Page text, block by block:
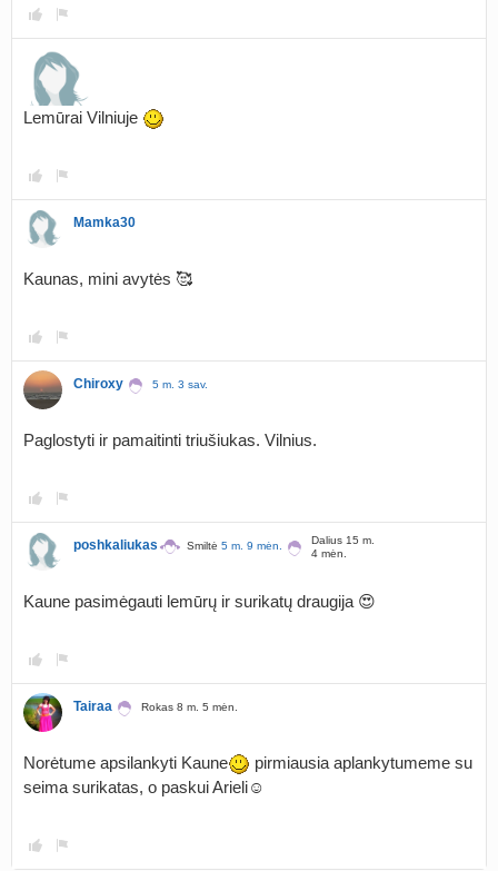
Lemūrai Vilniuje
Mamka30
Kaunas, mini avytės 🥰
Chiroxy 5 m. 3 sav.
Paglostyti ir pamaitinti triušiukas. Vilnius.
poshkaliukas Smiltė 5 m. 9 mėn.
Dalius 15 m.
4 mėn.
Kaune pasimėgauti lemūrų ir surikatų draugija 😍
Tairaa Rokas 8 m. 5 mėn.
Norėtume apsilankyti Kaune
pirmiausia aplankytumeme su
seima surikatas, o paskui Arieli☺️